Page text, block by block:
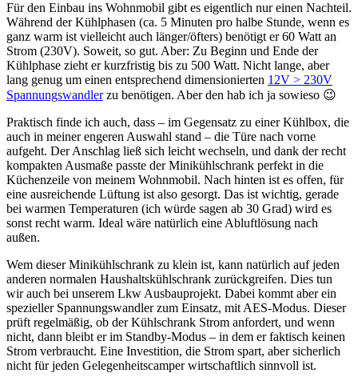
Für den Einbau ins Wohnmobil gibt es eigentlich nur einen Nachteil.
Während der Kühlphasen (ca. 5 Minuten pro halbe Stunde, wenn es
ganz warm ist vielleicht auch länger/öfters) benötigt er 60 Watt an
Strom (230V). Soweit, so gut. Aber: Zu Beginn und Ende der
Kühlphase zieht er kurzfristig bis zu 500 Watt. Nicht lange, aber
lang genug um einen entsprechend dimensionierten 12V > 230V
Spannungswandlerzu benötigen. Aber den hab ich ja sowieso 😉
Praktisch finde ich auch, dass – im Gegensatz zu einer Kühlbox, die
auch in meiner engeren Auswahl stand – die Türe nach vorne
aufgeht. Der Anschlag ließ sich leicht wechseln, und dank der recht
kompakten Ausmaße passte der Minikühlschrank perfekt in die
Küchenzeile von meinem Wohnmobil. Nach hinten ist es offen, für
eine ausreichende Lüftung ist also gesorgt. Das ist wichtig, gerade
bei warmen Temperaturen (ich würde sagen ab 30 Grad) wird es
sonst recht warm. Ideal wäre natürlich eine Abluftlösung nach
außen.
Wem dieser Minikühlschrank zu klein ist, kann natürlich auf jeden
anderen normalen Haushaltskühlschrank zurückgreifen. Dies tun
wir auch bei unserem Lkw Ausbauprojekt. Dabei kommt aber ein
spezieller Spannungswandler zum Einsatz, mit AES-Modus. Dieser
prüft regelmäßig, ob der Kühlschrank Strom anfordert, und wenn
nicht, dann bleibt er im Standby-Modus – in dem er faktisch keinen
Strom verbraucht. Eine Investition, die Strom spart, aber sicherlich
nicht für jeden Gelegenheitscamper wirtschaftlich sinnvoll ist.